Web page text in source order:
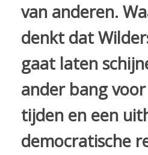
van anderen.
denkt dat
gaat laten
ander bang
tijden en een
democratische